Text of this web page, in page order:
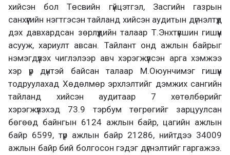
хийсэн бол Төсвийн гүйцэтгэл, Засгийн газрын
санхүүгийн нэгтгэсэн тайланд хийсэн аудитын дүгнэлтүүд
дэх давхардсан зөрлүүдийн талаар Т.Энхтүвшин гишүүн
асууж, хариулт авсан. Тайлант онд ажлын байрыг
нэмэгдүүлэх чиглэлээр авч хэрэгжүүлсэн арга хэмжээ
хэр үр дүнтэй байсан талаар М.Оюунчимэг гишүүн
тодруулахад Хөдөлмөр эрхлэлтийг дэмжих сангийн
тайланд хийсэн аудитаар 7 хөтөлбөрийг
хэрэгжүүлэхэд 73.9 тэрбум төгрөгийг зарцуулсан
бөгөөд байнгын 6124 ажлын байр, цагийн ажлын
байр 6599, түр ажлын байр 21286, нийтдээ 34009
ажлын байр бий болгосон гэдэг дүгнэлтийг гаргажээ.